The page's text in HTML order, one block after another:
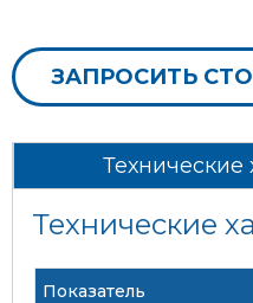
ЗАПРОСИТЬ
Технические
Технические
Показатель